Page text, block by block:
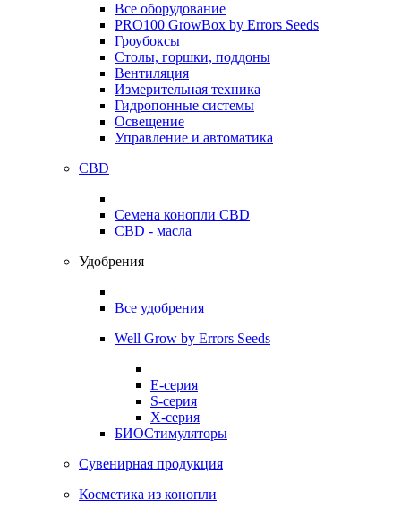
Все оборудование
PRO100 GrowBox by Errors Seeds
Гроубоксы
Столы, горшки, поддоны
Вентиляция
Измерительная техника
Гидропонные системы
Освещение
Управление и автоматика
CBD
Семена конопли CBD
CBD - масла
Удобрения
Все удобрения
Well Grow by Errors Seeds
E-серия
S-серия
X-серия
БИОСтимуляторы
Сувенирная продукция
Косметика из конопли